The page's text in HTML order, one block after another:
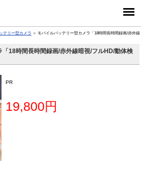
テリー型カメラ
モバイルバッテリー型カメラ「18時間長時間録画/赤外線
18時間長時間録画/赤外線暗視/フルHD/動体検
PR
19,800円